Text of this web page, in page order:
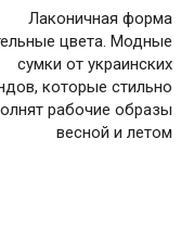
Лаконичная форма
цвета. Модные
сумки от украинских
которые стильно
рабочие образы
весной и летом